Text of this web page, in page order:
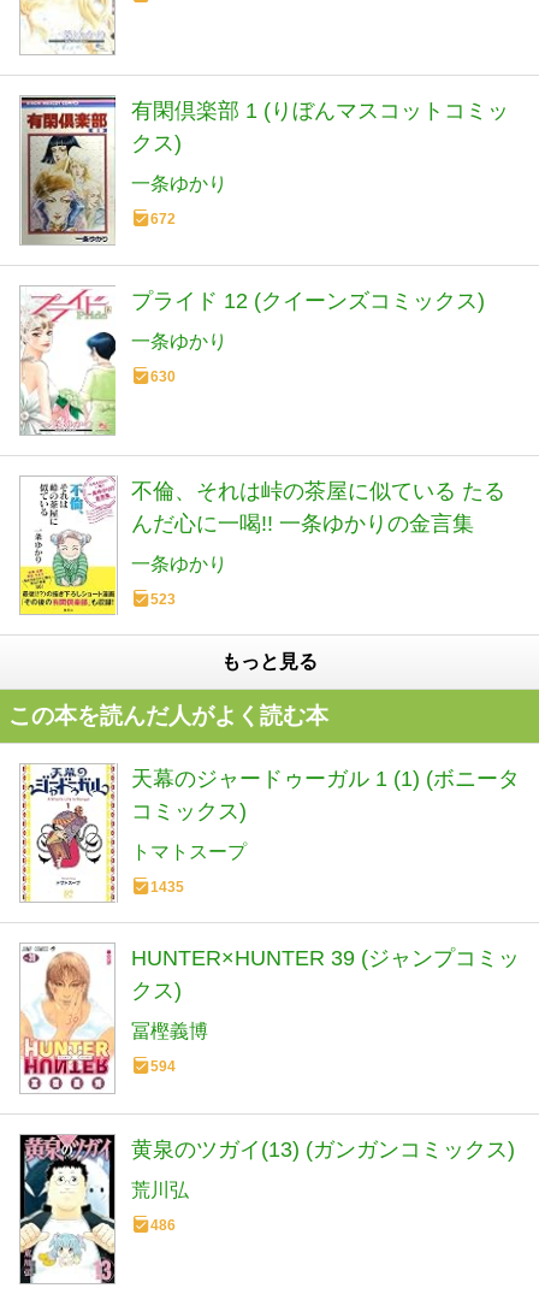
有閑倶楽部 1 (りぼんマスコットコミッ
クス)
一条ゆかり
672
プライド 12 (クイーンズコミックス)
一条ゆかり
630
不倫、それは峠の茶屋に似ている たる
んだ心に一喝!! 一条ゆかりの金言集
一条ゆかり
523
もっと見る
この本を読んだ人がよく読む本
天幕のジャードゥーガル 1 (1) (ボニータ
コミックス)
トマトスープ
1435
HUNTER×HUNTER 39 (ジャンプコミッ
クス)
冨樫義博
594
黄泉のツガイ(13) (ガンガンコミックス)
荒川弘
486